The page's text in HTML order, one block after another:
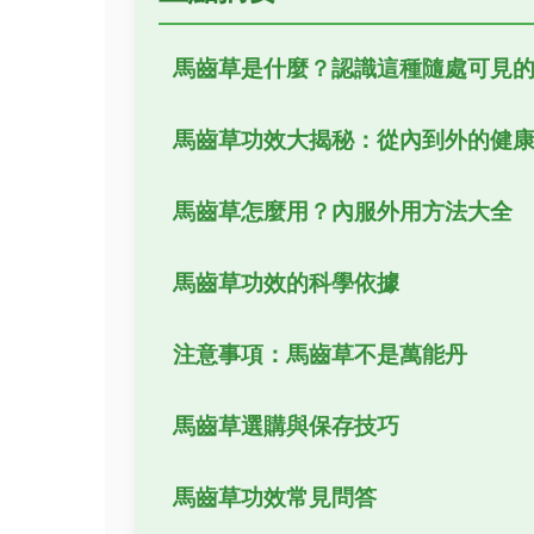
馬齒草是什麼？認識這種隨處可見
馬齒草功效大揭秘：從內到外的健
馬齒草怎麼用？內服外用方法大全
馬齒草功效的科學依據
注意事項：馬齒草不是萬能丹
馬齒草選購與保存技巧
馬齒草功效常見問答